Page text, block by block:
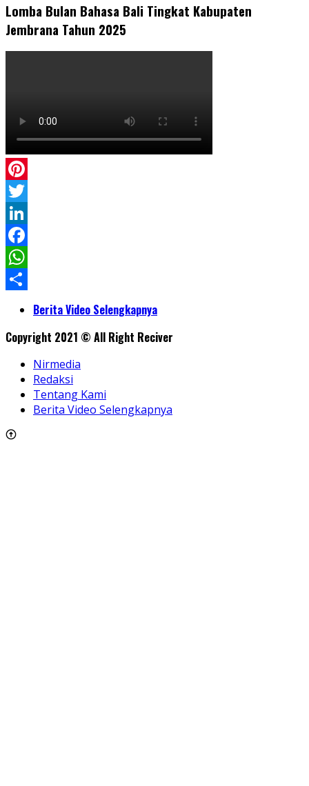
Lomba Bulan Bahasa Bali Tingkat Kabupaten
Jembrana Tahun 2025
Pinterest
Twitter
LinkedIn
Facebook
WhatsApp
ShareBerita Video Selengkapnya
Copyright 2021 © All Right Reciver
Nirmedia
Redaksi
Tentang Kami
Berita Video Selengkapnya